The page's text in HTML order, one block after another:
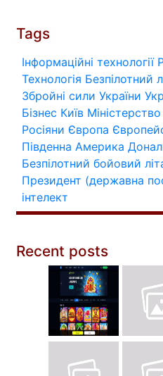
Tags
Інформаційні технології
Технологія Безпілотний
Збройні сили України
Бізнес Київ
Росіяни Європа
Південна Америка
Безпілотний бойовий
Президент (державна
інтелект
Recent posts